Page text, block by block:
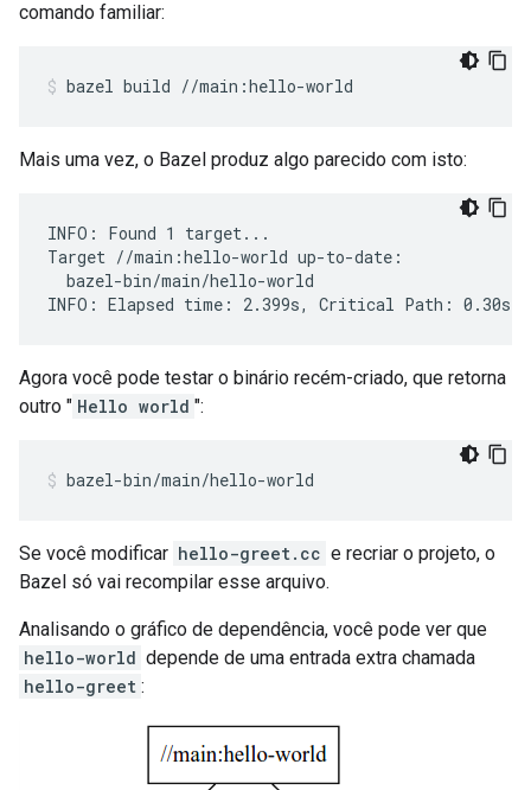
comando familiar:
bazel build //main:hello-world
Mais uma vez, o Bazel produz algo parecido com isto:
INFO: Found 1 target...
Target //main:hello-world up-to-date:
  bazel-bin/main/hello-world
Agora você pode testar o binário recém-criado, que retorna
outro " Hello world ":
bazel-bin/main/hello-world
Se você modificar hello-greet.cc e recriar o projeto, o
Bazel só vai recompilar esse arquivo.
Analisando o gráfico de dependência, você pode ver que
hello-world depende de uma entrada extra chamada
hello-greet :